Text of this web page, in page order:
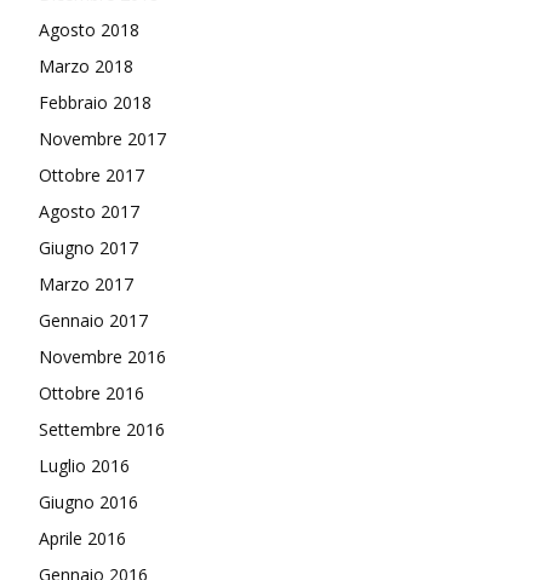
Agosto 2018
Marzo 2018
Febbraio 2018
Novembre 2017
Ottobre 2017
Agosto 2017
Giugno 2017
Marzo 2017
Gennaio 2017
Novembre 2016
Ottobre 2016
Settembre 2016
Luglio 2016
Giugno 2016
Aprile 2016
Gennaio 2016